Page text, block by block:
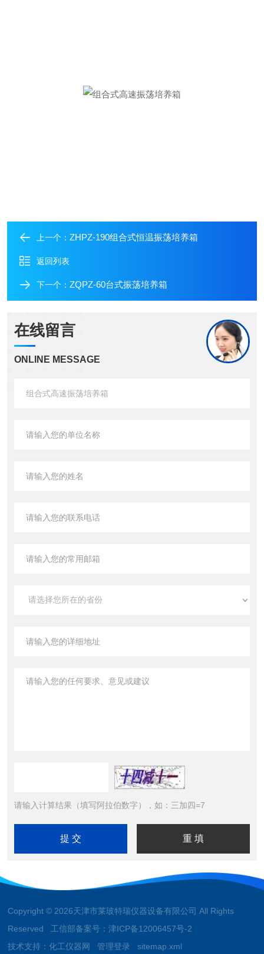
上一个： ZHPZ-190组合式恒温振荡培养箱
返回列表
下一个： ZQPZ-60台式振荡培养箱
在线留言
ONLINE MESSAGE
请输入计算结果（填写阿拉伯数字），如：三加四=7
Copyright © 2026天津市莱玻特瑞仪器设备有限公司 All Rights
Reserved 工信部备案号：津ICP备12006457号-2
技术支持：化工仪器网 管理登录 sitemap.xml